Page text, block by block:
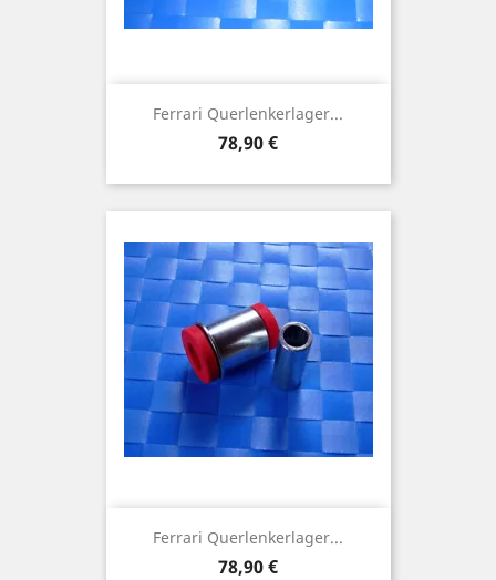
Ferrari Querlenkerlager...
Preis
78,90 €
Ferrari Querlenkerlager...
Preis
78,90 €